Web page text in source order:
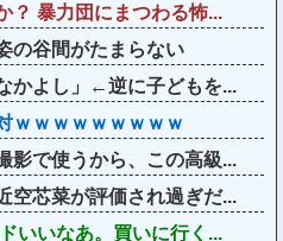
？ 暴力団にまつわる怖...
の谷間がたまらない
かよし」←逆に子どもを...
ｗｗｗｗｗｗｗｗｗ
影で使うから、この高級...
空芯菜が評価され過ぎだ...
いいなあ。買いに行く...